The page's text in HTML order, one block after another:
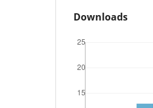
Downloads